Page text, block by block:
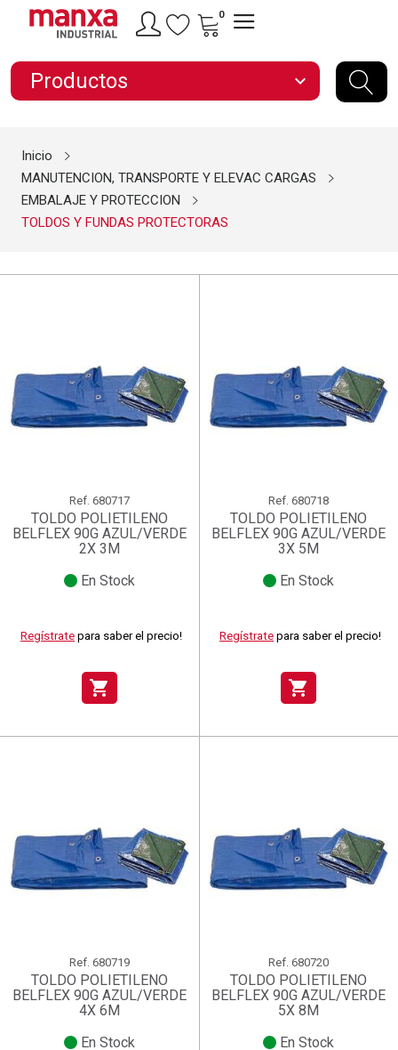
0
Productos expand_more
Inicio
MANUTENCION, TRANSPORTE Y ELEVAC CARGAS
EMBALAJE Y PROTECCION
TOLDOS Y FUNDAS PROTECTORAS
Ref. 680717
TOLDO POLIETILENO
BELFLEX 90G AZUL/VERDE
2X 3M
En Stock
Regístrate para saber el precio!
shopping_cart
Ref. 680718
TOLDO POLIETILENO
BELFLEX 90G AZUL/VERDE
3X 5M
En Stock
Regístrate para saber el precio!
shopping_cart
Ref. 680719
TOLDO POLIETILENO
BELFLEX 90G AZUL/VERDE
4X 6M
En Stock
Ref. 680720
TOLDO POLIETILENO
BELFLEX 90G AZUL/VERDE
5X 8M
En Stock